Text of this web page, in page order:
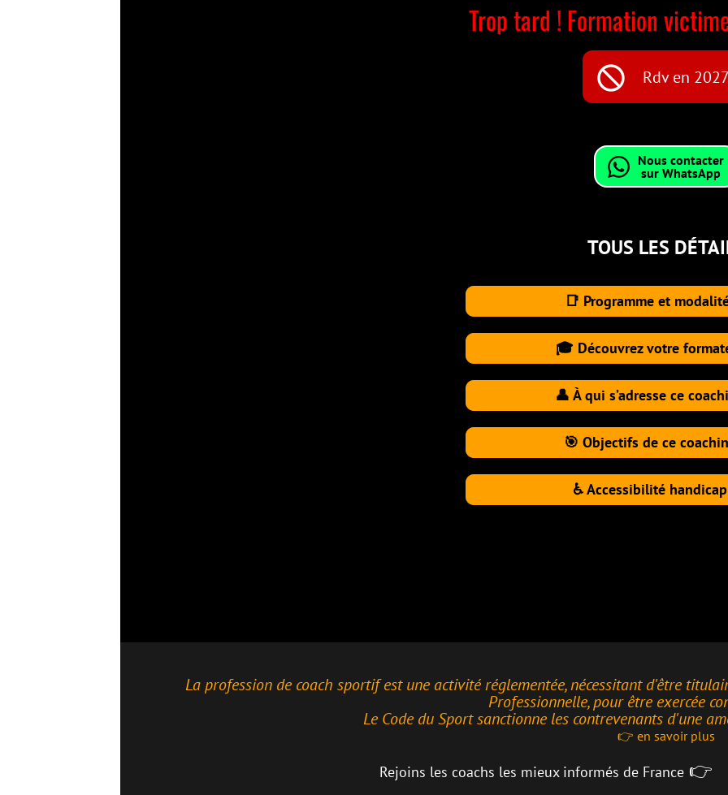
La profession de coach sportif est une activité réglementée, nécessitant d'être titulaire d'un des
Professionnelle, pour être exercée contre rémunération.
Le Code du Sport sanctionne les contrevenants d'une amende de 15 000€
Rejoins les coachs les mieux informés de France 👉
Trop tard ! Formation victime de son
Rdv en 2027
Nous contacter
sur WhatsApp
TOUS LES DÉTAILS
📑 Programme et modalités 
🎓 Découvrez votre formateur 
👤 À qui s’adresse ce coaching 
🎯 Objectifs de ce coaching 
♿ Accessibilité handicap 